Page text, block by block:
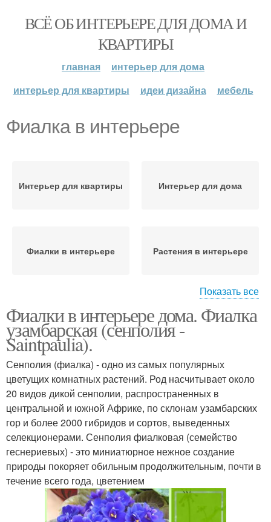
ВСЁ ОБ ИНТЕРЬЕРЕ ДЛЯ ДОМА И
КВАРТИРЫ
главная
интерьер для дома
интерьер для квартиры
идеи дизайна мебель
Фиалка в интерьере
Интерьер для квартиры Интерьер для дома
Фиалки в интерьере Растения в интерьере
Кашпо в интерьере Цвета в интерьере
Интерьер частного
дома
Интерьер с помощью
Сенполия в интерьере
Показать все
Фиалки в интерьере дома. Фиалка
узамбарская (сенполия -
Saintpaulia).
Сенполия (фиалка) - одно из самых популярных
цветущих комнатных растений. Род насчитывает около
20 видов дикой сенполии, распространенных в
центральной и южной Африке, по склонам узамбарских
гор и более 2000 гибридов и сортов, выведенных
селекционерами. Сенполия фиалковая (семейство
геснериевых) - это миниатюрное нежное создание
природы покоряет обильным продолжительным, почти в
течение всего года, цветением